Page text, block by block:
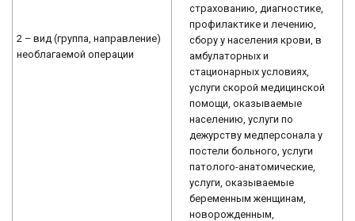
2 – вид (группа, направление)
необлагаемой операции
страхованию, диагностике,
профилактике и лечению,
сбору у населения крови, в
амбулаторных и
стационарных условиях,
услуги скорой медицинской
помощи, оказываемые
населению, услуги по
дежурству медперсонала у
постели больного, услуги
патолого-анатомические,
услуги, оказываемые
беременным женщинам,
новорожденным,